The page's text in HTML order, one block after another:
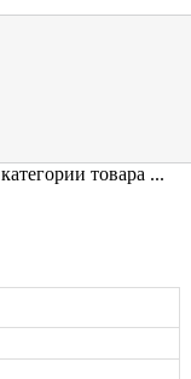
товара ...